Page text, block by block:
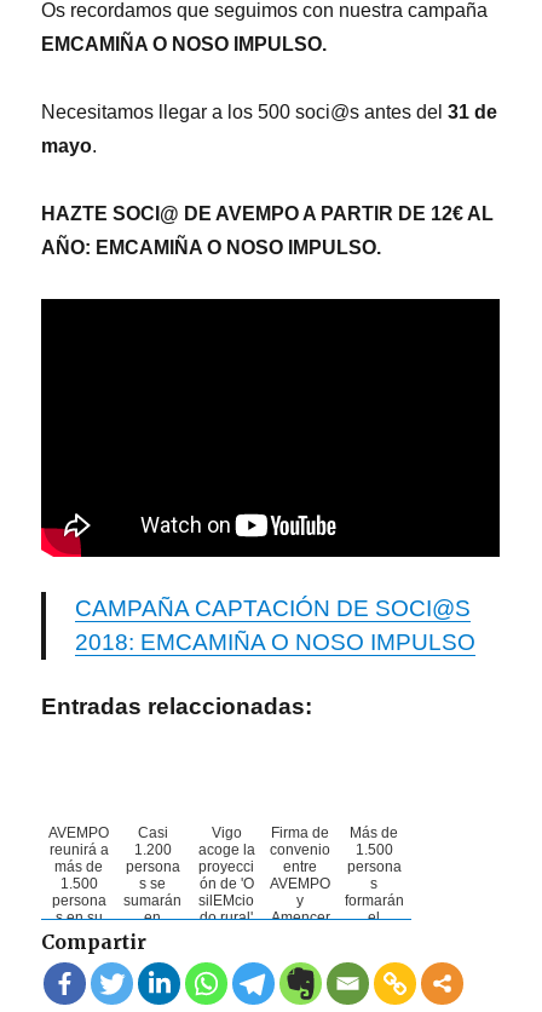
Os recordamos que seguimos con nuestra campaña
EMCAMIÑA O NOSO IMPULSO.
Necesitamos llegar a los 500 soci@s antes del31 de
mayo.
HAZTE SOCI@ DE AVEMPO A PARTIR DE 12€ AL
AÑO: EMCAMIÑA O NOSO IMPULSO.
CAMPAÑA CAPTACIÓN DE SOCI@S
2018: EMCAMIÑA O NOSO IMPULSO
Entradas relaccionadas:
AVEMPO
reunirá a
más de
1.500
persona
s en su
pelotón
de la XIII
Carrera
Solidaria
por la
Casi
1.200
persona
s se
sumarán
en
Bouzas
a la X
Carrera
Solidaria
por la
Vigo
acoge la
proyecci
ón de 'O
silEMcio
do rural'
27 de
mayo
Firma de
convenio
entre
AVEMPO
y
Amencer
Más de
1.500
persona
s
formarán
el
Carrera
Solidaria
por la
Compartir